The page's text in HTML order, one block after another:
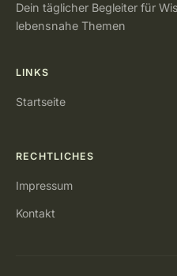
Dein täglicher Begleiter für
lebensnahe Themen
LINKS
Startseite
RECHTLICHES
Impressum
Kontakt